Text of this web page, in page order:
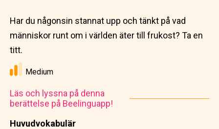
Huvudvokabulär
Har du någonsin stannat upp och tänkt på vad
människor runt om i världen äter till frukost? Ta en
titt.
Medium
Läs och lyssna på denna
berättelse på Beelinguapp!